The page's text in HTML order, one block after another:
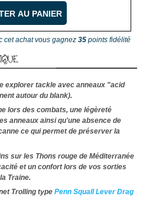
cet achat vous gagnez 35 points fidélité
explorer tackle avec anneaux "acid
autour du blank).
lors des combats, une légèreté
anneaux ainsi qu'une absence de
ce qui permet de préserver la
sur les Thons rouge de Méditerranée
et un confort lors de vos sorties
Traine.
Trolling type Penn Squall Lever Drag